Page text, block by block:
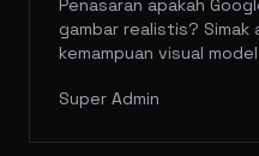
Penasaran apakah
gambar realistis? Simak
kemampuan visual
Super Admin